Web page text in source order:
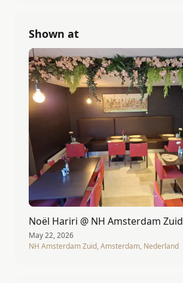
Shown at
Noël Hariri @ NH Amsterdam Zuid
May 22, 2026
NH Amsterdam Zuid, Amsterdam, Nederland